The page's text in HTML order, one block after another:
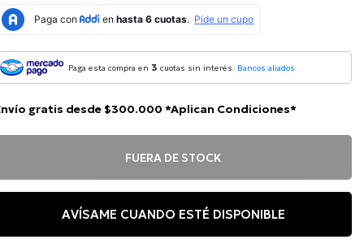
Paga esta compra en 3 cuotas sin interés. Bancos aliados
gratis desde $300.000 *Aplican Condiciones*
FUERA DE STOCK
AVÍSAME CUANDO ESTÉ DISPONIBLE